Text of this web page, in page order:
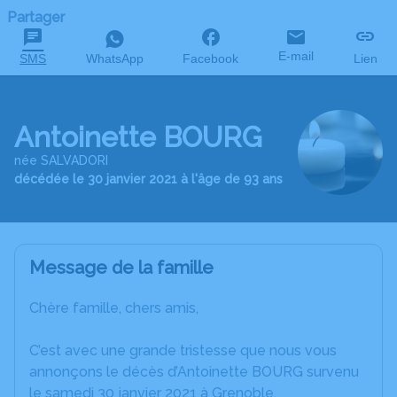
Partager
SMS WhatsApp Facebook E-mail Lien
Antoinette BOURG
née SALVADORI
décédée le 30 janvier 2021 à l'âge de 93 ans
Message de la famille
Chère famille, chers amis,
C’est avec une grande tristesse que nous vous
annonçons le décès d’Antoinette BOURG survenu
le samedi 30 janvier 2021 à Grenoble.